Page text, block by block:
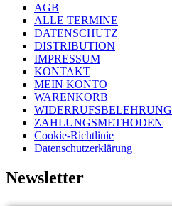
AGB
ALLE TERMINE
DATENSCHUTZ
DISTRIBUTION
IMPRESSUM
KONTAKT
MEIN KONTO
WARENKORB
WIDERRUFSBELEHRUNG
ZAHLUNGSMETHODEN
Cookie-Richtlinie
Datenschutzerklärung
Newsletter